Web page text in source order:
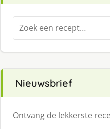
Zoeken
naar:
Nieuwsbrief
Ontvang de lekkerste